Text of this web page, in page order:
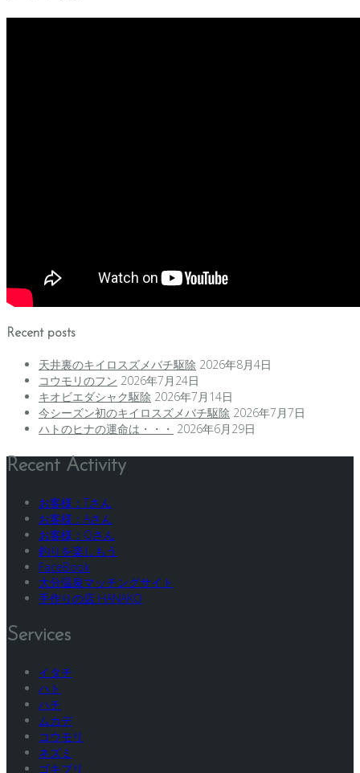
Recent posts
天井裏のキイロスズメバチ駆除 2026年8月4日
コウモリのフン 2026年7月24日
キオビエダシャク駆除 2026年7月14日
今シーズン初のキイロスズメバチ駆除 2026年7月7日
ハトのヒナの運命は・・・ 2026年6月29日
Recent Activity
お客様：Tさん
お客様：Aさん
お客様：Oさん
釣りを楽しもう
FaceBook
大分温泉マッチングサイト
手作りの店 HANAKO
Services
イタチ
ハト
ハチ
ムカデ
コウモリ
ネズミ
ゴキブリ